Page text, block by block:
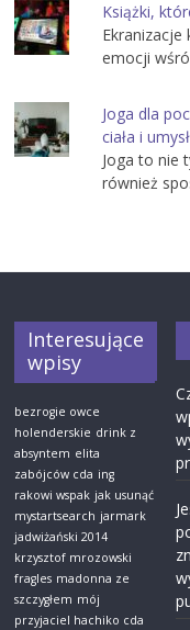
Książki,
emocji
Joga dla
ciała i
Joga to nie
również
Interesujące
wpisy
bezrogie owce
holenderskie drink z
absyntem elita
zabójców cda ing
rakowi wspak jak usunąć
mystartsearch jarmark
jadwiżański 2014
krzysztof mrozowski
fragles madonna ze
szczygłem mój
przyjaciel hachiko cda